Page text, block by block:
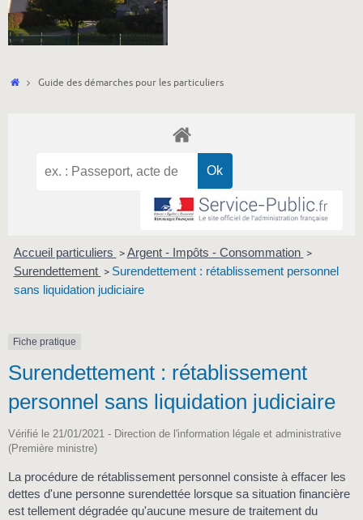
Accueil
Guide des démarches pour les particuliers
Accueil particuliers > Argent - Impôts - Consommation >
Surendettement > Surendettement : rétablissement personnel
sans liquidation judiciaire
Fiche pratique
Surendettement : rétablissement
personnel sans liquidation judiciaire
Vérifié le 21/01/2021 - Direction de l'information légale et administrative
(Première ministre)
La procédure de rétablissement personnel consiste à effacer les
dettes d'une personne surendettée lorsque sa situation financière
est tellement dégradée qu'aucune mesure de traitement du